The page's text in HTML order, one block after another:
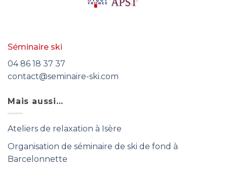
Séminaire ski
04 86 18 37 37
contact@seminaire-ski.com
Mais aussi…
Ateliers de relaxation à Isère
Organisation de séminaire de ski de fond à
Barcelonnette